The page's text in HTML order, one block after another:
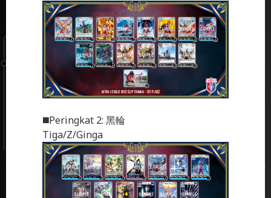
◼️Peringkat 2: 黑輪
Tiga/Z/Ginga